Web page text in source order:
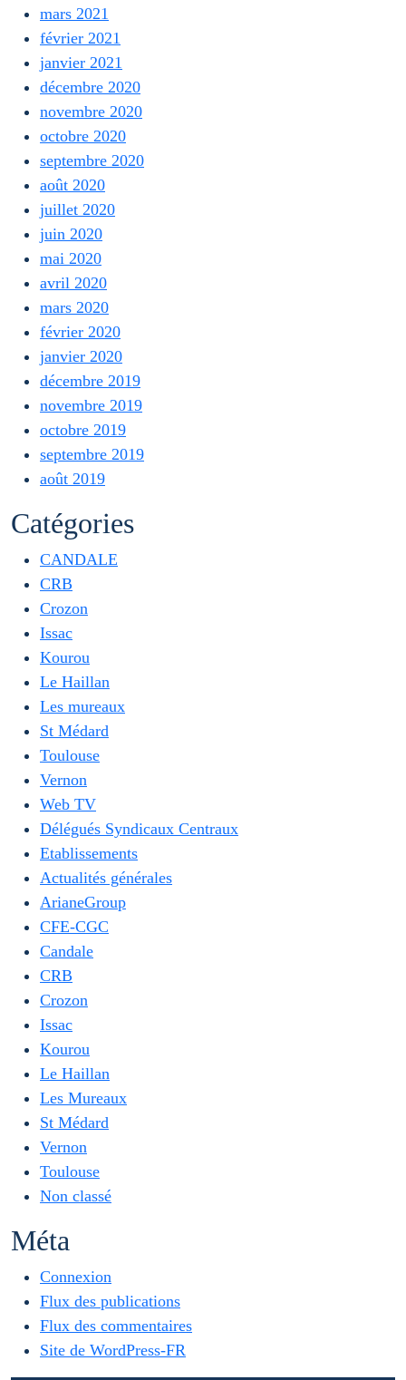
mars 2021
février 2021
janvier 2021
décembre 2020
novembre 2020
octobre 2020
septembre 2020
août 2020
juillet 2020
juin 2020
mai 2020
avril 2020
mars 2020
février 2020
janvier 2020
décembre 2019
novembre 2019
octobre 2019
septembre 2019
août 2019
Catégories
CANDALE
CRB
Crozon
Issac
Kourou
Le Haillan
Les mureaux
St Médard
Toulouse
Vernon
Web TV
Délégués Syndicaux Centraux
Etablissements
Actualités générales
ArianeGroup
CFE-CGC
Candale
CRB
Crozon
Issac
Kourou
Le Haillan
Les Mureaux
St Médard
Vernon
Toulouse
Non classé
Méta
Connexion
Flux des publications
Flux des commentaires
Site de WordPress-FR